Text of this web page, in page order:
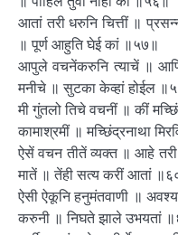
आतां तरी धरुनि चित्तीं ॥
॥ पूर्ण आहुति घेई कां ॥५७॥
आपुले वचनेंकरुनि त्याचें ॥
मनीचे ॥ सुटका केव्हां होईल
मी गुंतलो तिचे वचनीं ॥ कीं
कामाश्रमीं ॥ मच्छिंद्रनाथा
ऐसें वचन तीतें व्यक्त ॥ आहे
मातें ॥ तेंही सत्य करीं आतां
ऐसी ऐकूनि हनुमंतवाणी ॥
करुनी ॥ निघते झाले उभयतां